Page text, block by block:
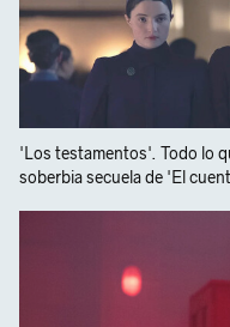
'Los testamentos'. Todo lo
soberbia secuela de 'El